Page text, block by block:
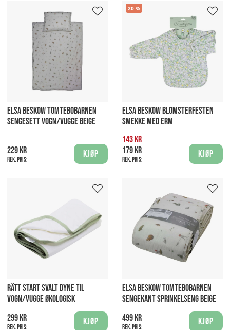
ELSA BESKOW TOMTEBOBARNEN
SENGESETT VOGN/VUGGE BEIGE
229 kr
Rek. pris:
Kjøp
20
ELSA BESKOW BLOMSTERFESTEN
SMEKKE MED ERM
143 kr
179 kr
Rek. pris:
Kjøp
RÄTT START SVALT DYNE TIL
VOGN/VUGGE ØKOLOGISK
299 kr
Rek. pris:
Kjøp
ELSA BESKOW TOMTEBOBARNEN
SENGEKANT SPRINKELSENG BEIGE
499 kr
Rek. pris:
Kjøp